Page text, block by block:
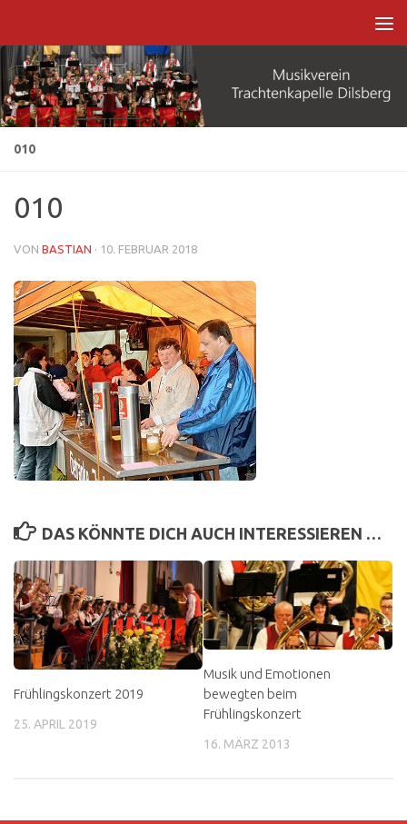
010
010
VON BASTIAN · 10. FEBRUAR 2018
DAS KÖNNTE DICH AUCH INTERESSIEREN …
Frühlingskonzert 2019
25. APRIL 2019
Musik und Emotionen
bewegten beim
Frühlingskonzert
16. MÄRZ 2013